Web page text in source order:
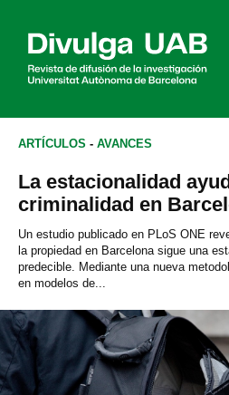
Agenda
English
BUSCAR
ARTÍCULOS - AVANCES
La estacionalidad
criminalidad en
Un estudio publicado en PLoS ONE
la propiedad en Barcelona sigue una
predecible. Mediante una nueva
en modelos de...